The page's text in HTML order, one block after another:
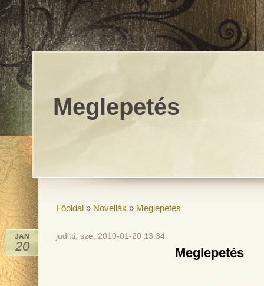
Meglepetés
Főoldal » Novellák » Meglepetés
JAN
20
juditti, sze, 2010-01-20 13:34
Meglepetés